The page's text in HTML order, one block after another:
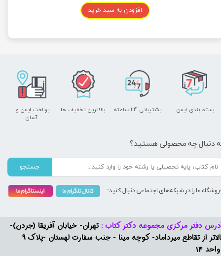
افزودن به سبد خرید
دفتر مرکزی مجموعه دکتر کتاب : تهران- خیابان آفریقا (جردن)-
بالاتر از تقاطع میرداماد- کوچه مینا - جنب سفارت لهستان -پلاک 9
14
پشتیبانی ۲۴ ساعته
پرداخت ایمن و ​​​​​​​
آسان
بسته بندی ایمن بالاترین تخفیف ها
دنبال چه محصولی هستید؟
جستجو
ما را در شبکه‌های اجتماعی دنبال کنید: